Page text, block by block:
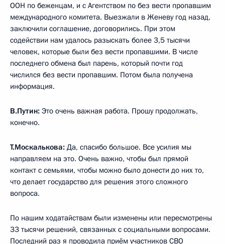
ООН по беженцам, и с Агентством по без вести пропавшим
международного комитета. Выезжали в Женеву год назад,
заключили соглашение, договорились. При этом
содействии нам удалось разыскать более 3,5 тысячи
человек, которые были без вести пропавшими. В числе
последнего обмена был парень, который почти год
числился без вести пропавшим. Потом была получена
информация.
В.Путин: Это очень важная работа. Прошу продолжать,
конечно.
Т.Москалькова: Да, спасибо большое. Все усилия мы
направляем на это. Очень важно, чтобы был прямой
контакт с семьями, чтобы можно было донести до них то,
что делает государство для решения этого сложного
вопроса.
По нашим ходатайствам были изменены или пересмотрены
33 тысячи решений, связанных с социальными вопросами.
Последний раз я проводила приём участников СВО